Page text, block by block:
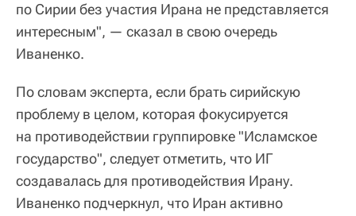
по Сирии без участия Ирана не представляется
интересным", — сказал в свою очередь
Иваненко.
По словам эксперта, если брать сирийскую
проблему в целом, которая фокусируется
на противодействии группировке "Исламское
государство", следует отметить, что ИГ
создавалась для противодействия Ирану.
Иваненко подчеркнул, что Иран активно